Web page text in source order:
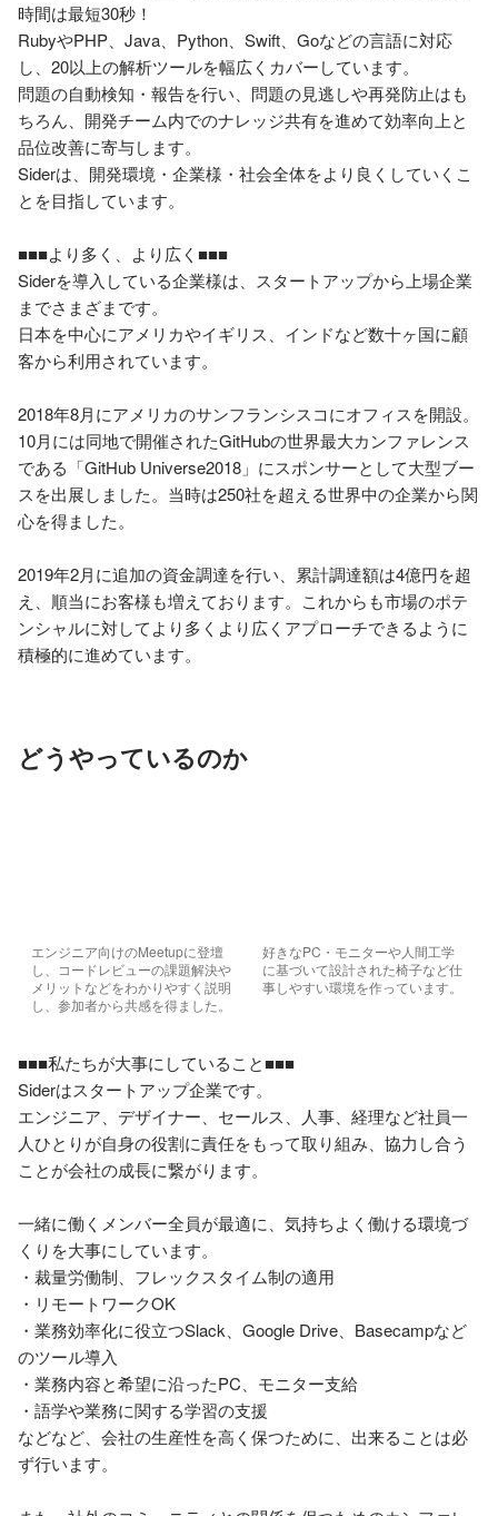
時間は最短30秒！
RubyやPHP、Java、Python、Swift、Goなどの言語に対応
し、20以上の解析ツールを幅広くカバーしています。
問題の自動検知・報告を行い、問題の見逃しや再発防止はも
ちろん、開発チーム内でのナレッジ共有を進めて効率向上と
品位改善に寄与します。
Siderは、開発環境・企業様・社会全体をより良くしていくこ
とを目指しています。
■■■より多く、より広く■■■
Siderを導入している企業様は、スタートアップから上場企業
までさまざまです。
日本を中心にアメリカやイギリス、インドなど数十ヶ国に顧
客から利用されています。
2018年8月にアメリカのサンフランシスコにオフィスを開設。
10月には同地で開催されたGitHubの世界最大カンファレンス
である「GitHub Universe2018」にスポンサーとして大型ブー
スを出展しました。当時は250社を超える世界中の企業から関
心を得ました。
2019年2月に追加の資金調達を行い、累計調達額は4億円を超
え、順当にお客様も増えております。これからも市場のポテ
ンシャルに対してより多くより広くアプローチできるように
積極的に進めています。
どうやっているのか
エンジニア向けのMeetupに登壇
し、コードレビューの課題解決や
メリットなどをわかりやすく説明
し、参加者から共感を得ました。
好きなPC・モニターや人間工学
に基づいて設計された椅子など仕
事しやすい環境を作っています。
■■■私たちが大事にしていること■■■
Siderはスタートアップ企業です。
エンジニア、デザイナー、セールス、人事、経理など社員一
人ひとりが自身の役割に責任をもって取り組み、協力し合う
ことが会社の成長に繋がります。
一緒に働くメンバー全員が最適に、気持ちよく働ける環境づ
くりを大事にしています。
・裁量労働制、フレックスタイム制の適用
・リモートワークOK
・業務効率化に役立つSlack、Google Drive、Basecampなど
のツール導入
・業務内容と希望に沿ったPC、モニター支給
・語学や業務に関する学習の支援
などなど、会社の生産性を高く保つために、出来ることは必
ず行います。